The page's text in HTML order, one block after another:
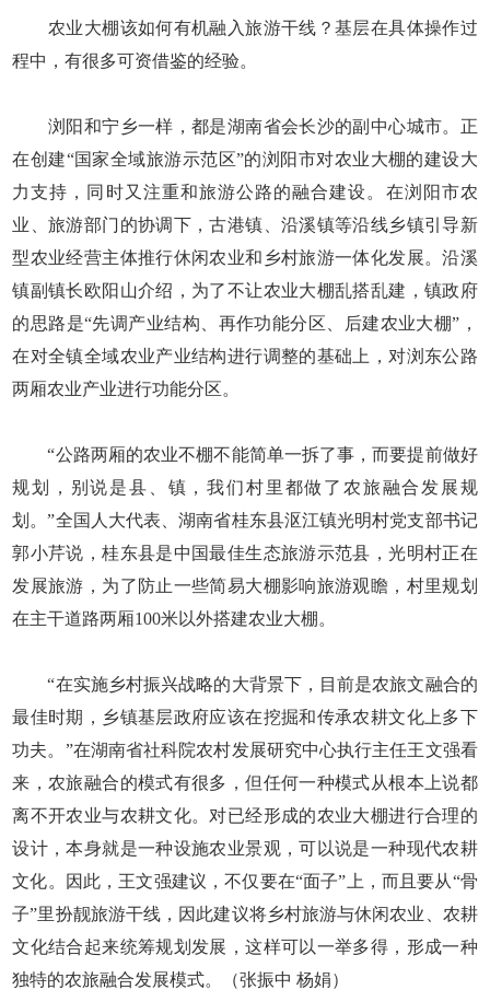
农业大棚该如何有机融入旅游干线？基层在具体操作过
程中，有很多可资借鉴的经验。
浏阳和宁乡一样，都是湖南省会长沙的副中心城市。正
在创建“国家全域旅游示范区”的浏阳市对农业大棚的建设大
力支持，同时又注重和旅游公路的融合建设。在浏阳市农
业、旅游部门的协调下，古港镇、沿溪镇等沿线乡镇引导新
型农业经营主体推行休闲农业和乡村旅游一体化发展。沿溪
镇副镇长欧阳山介绍，为了不让农业大棚乱搭乱建，镇政府
的思路是“先调产业结构、再作功能分区、后建农业大棚”，
在对全镇全域农业产业结构进行调整的基础上，对浏东公路
两厢农业产业进行功能分区。
“公路两厢的农业不棚不能简单一拆了事，而要提前做好
规划，别说是县、镇，我们村里都做了农旅融合发展规
划。”全国人大代表、湖南省桂东县沤江镇光明村党支部书记
郭小芹说，桂东县是中国最佳生态旅游示范县，光明村正在
发展旅游，为了防止一些简易大棚影响旅游观瞻，村里规划
在主干道路两厢100米以外搭建农业大棚。
“在实施乡村振兴战略的大背景下，目前是农旅文融合的
最佳时期，乡镇基层政府应该在挖掘和传承农耕文化上多下
功夫。”在湖南省社科院农村发展研究中心执行主任王文强看
来，农旅融合的模式有很多，但任何一种模式从根本上说都
离不开农业与农耕文化。对已经形成的农业大棚进行合理的
设计，本身就是一种设施农业景观，可以说是一种现代农耕
文化。因此，王文强建议，不仅要在“面子”上，而且要从“骨
子”里扮靓旅游干线，因此建议将乡村旅游与休闲农业、农耕
文化结合起来统筹规划发展，这样可以一举多得，形成一种
独特的农旅融合发展模式。（张振中 杨娟）